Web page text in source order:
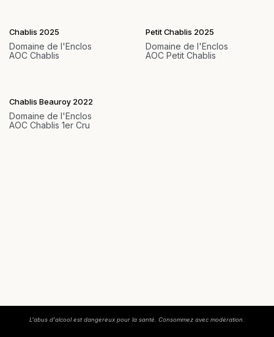
Chablis 2025
Domaine de l'Enclos
AOC Chablis
Petit Chablis 2025
Domaine de l'Enclos
AOC Petit Chablis
Chablis Beauroy 2022
Domaine de l'Enclos
AOC Chablis 1er Cru
L'abus d'alcool est dangereux pour la santé. Consommez avec modération.